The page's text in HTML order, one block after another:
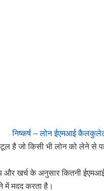
निष्कर्ष – लोन ईएमआई
है जो किसी भी लोन को लेने से
खर्च के अनुसार कितनी
में मदद करता है।